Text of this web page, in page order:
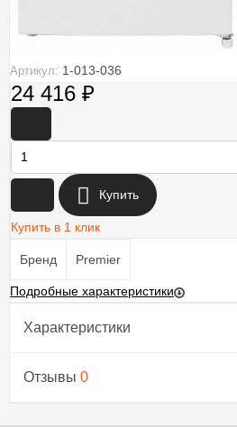
Артикул: 1-013-036
24 416 ₽
Купить
Купить в 1 клик
Бренд Premier
Подробные характеристики
Характеристики
Отзывы 0